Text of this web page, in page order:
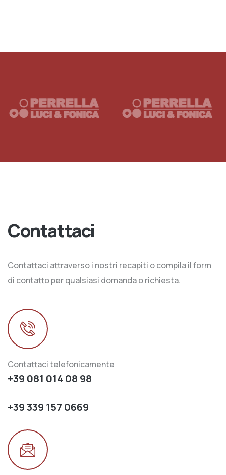
Contattaci
Contattaci attraverso i nostri recapiti o compila il form
di contatto per qualsiasi domanda o richiesta.
Contattaci telefonicamente
+39 081 014 08 98
+39 339 157 0669